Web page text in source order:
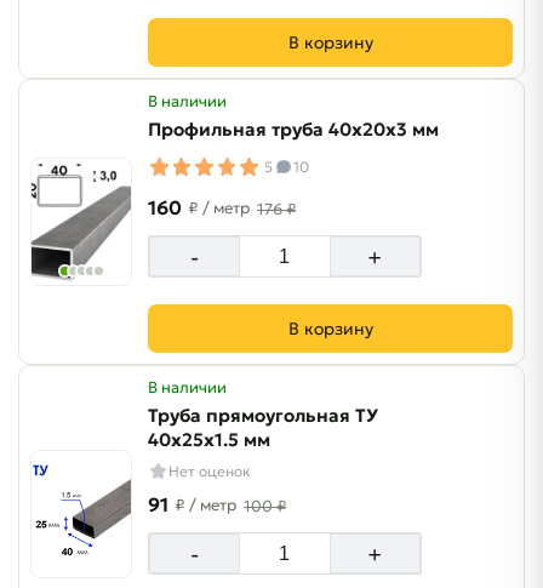
В корзину
В наличии
Профильная труба 40х20х3 мм
5 10
160 ₽ / метр 176 ₽
- +
В корзину
В наличии
Труба прямоугольная ТУ
40х25х1.5 мм
Нет оценок
91 ₽ / метр 100 ₽
- +